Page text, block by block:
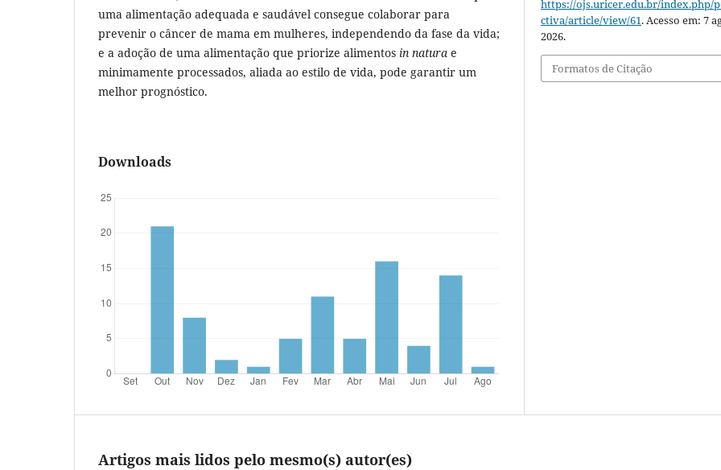
uma alimentação adequada e saudável consegue colaborar para
prevenir o câncer de mama em mulheres, independendo da fase da vida;
e a adoção de uma alimentação que priorize alimentos in natura e
minimamente processados, aliada ao estilo de vida, pode garantir um
melhor prognóstico.
Downloads
https://ojs.uricer.edu.br/index.php/
ctiva/article/view/61. Acesso em: 7
2026.
Formatos de Citação
Artigos mais lidos pelo mesmo(s) autor(es)